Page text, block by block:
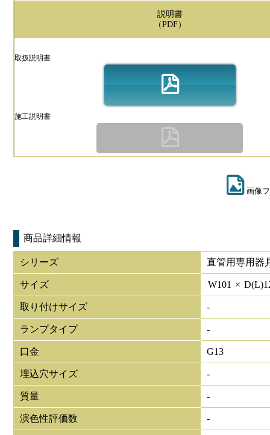
説明書
（PDF）
取扱説明書
施工説明書
画像
商品詳細情報
シリーズ 直管用専用器
サイズ W101 × D(L)
取り付けサイズ -
ランプタイプ -
口金 G13
埋込穴サイズ -
質量 -
演色性評価数 -